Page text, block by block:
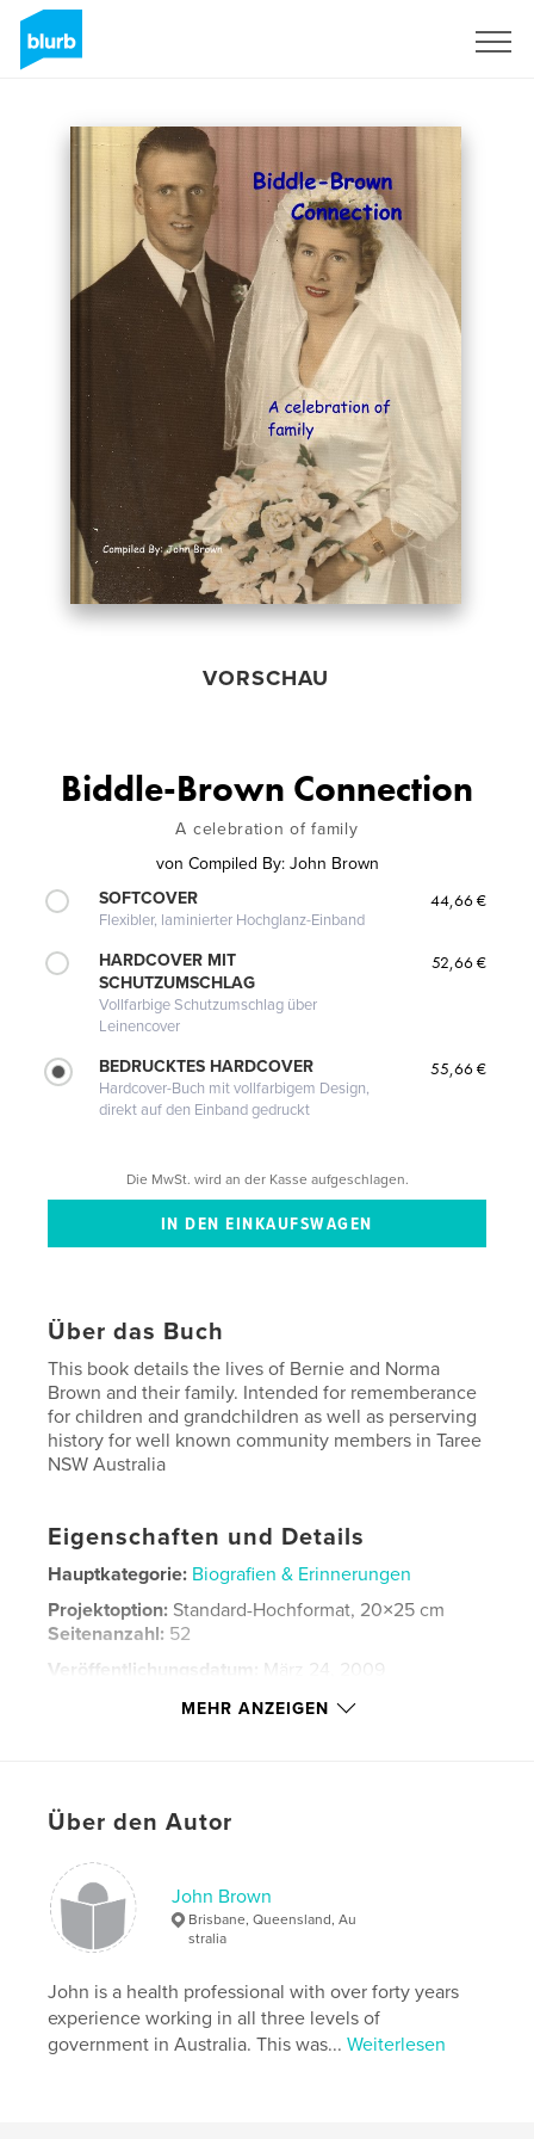
VORSCHAU
Biddle-Brown Connection
A celebration of family
von Compiled By: John Brown
SOFTCOVER
Flexibler, laminierter Hochglanz-Einband
44,66 €
HARDCOVER MIT
SCHUTZUMSCHLAG
Vollfarbige Schutzumschlag über
Leinencover
52,66 €
BEDRUCKTES HARDCOVER
Hardcover-Buch mit vollfarbigem Design,
direkt auf den Einband gedruckt
55,66 €
Die MwSt. wird an der Kasse aufgeschlagen.
Über das Buch
This book details the lives of Bernie and Norma
Brown and their family. Intended for rememberance
for children and grandchildren as well as perserving
history for well known community members in Taree
NSW Australia
Eigenschaften und Details
Hauptkategorie: Biografien & Erinnerungen
Projektoption: Standard-Hochformat, 20×25 cm
Seitenanzahl: 52
Veröffentlichungsdatum:
März 24, 2009
English
Wingham NSW , John Brown
MEHR ANZEIGEN
Über den Autor
John Brown
Brisbane, Queensland, Au
stralia
John is a health professional with over forty years
experience working in all three levels of
government in Australia. This was...Weiterlesen